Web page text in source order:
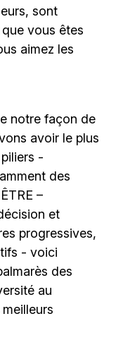
sont
vous êtes
aimez les
notre façon de
avoir le plus
-
des
–
et
progressives,
- voici
des
au